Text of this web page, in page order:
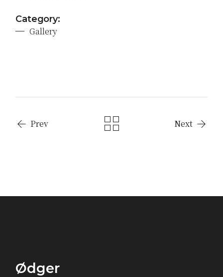
Category:
Gallery
Prev Next
Ødger